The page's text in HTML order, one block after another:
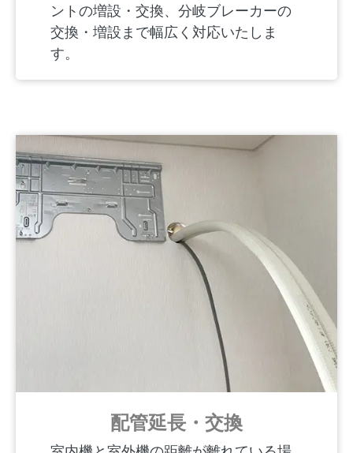
ントの増設・交換、分岐ブレーカーの
交換・増設まで幅広く対応いたしま
す。
配管延長・交換